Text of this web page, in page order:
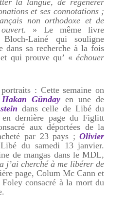
la langue, de régénérer
et ses connotations ;
non orthodoxe et de
» Le même livre
Bloch-Lainé qui souligne
dans sa recherche à la fois
qui prouve qu’ «échouer
: Cette semaine on
Hakan Günday en une de
dans celle de Libé du
dernière page du Figlitt
aux déportées de la
par 23 pays ;Olivier
du samedi 13 janvier.
de mangas dans le MDL,
j’ai cherché à me libérer de
page, Colum Mc Cann et
consacré à la mort du